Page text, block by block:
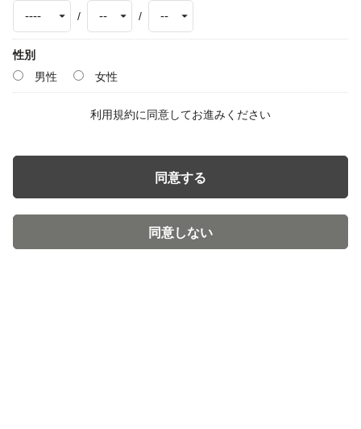
/ /
性別
男性
女性
利用規約に同意してお進みください
同意する
同意しない